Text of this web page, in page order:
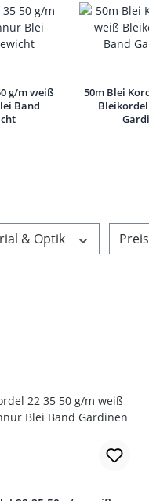
g/m weiß
Band
50m Blei
& Optik Preis